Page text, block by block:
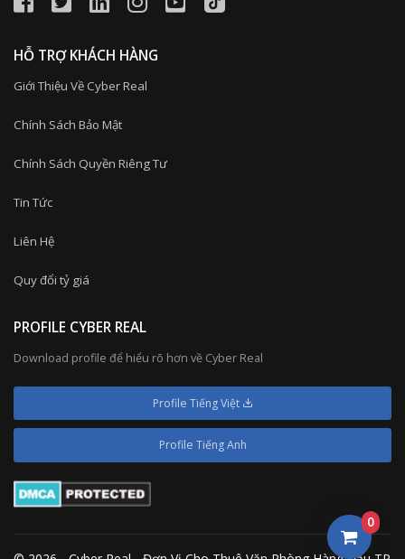
HỖ TRỢ KHÁCH HÀNG
Giới Thiệu Về Cyber Real
Chính Sách Bảo Mật
Chính Sách Quyền Riêng Tư
Tin Tức
Liên Hệ
Quy đổi tỷ giá
PROFILE CYBER REAL
Download profile để hiểu rõ hơn về Cyber Real
Profile Tiếng Việt
Profile Tiếng Anh
0